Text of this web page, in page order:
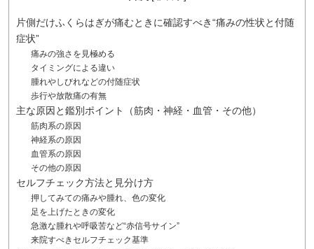
片側だけふくらはぎが痛むときに確認すべき“痛みの性状と付随
症状”
痛みの強さを見極める
タイミングによる違い
腫れやしびれなどの付随症状
歩行や放散痛の有無
主な原因と鑑別ポイント（筋肉・神経・血管・その他）
筋肉系の原因
神経系の原因
血管系の原因
その他の原因
セルフチェック方法と見分け方
押してみての痛みや腫れ、色の変化
足を上げたときの変化
急激な腫れや呼吸苦など“赤信号サイン”
来院すべきセルフチェック基準